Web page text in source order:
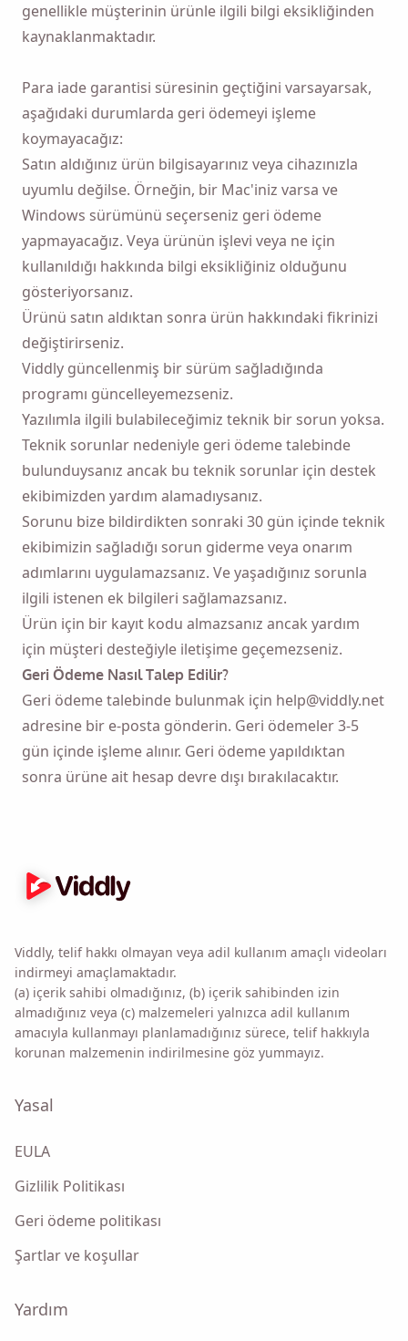
genellikle müşterinin ürünle ilgili bilgi eksikliğinden
kaynaklanmaktadır.
Para iade garantisi süresinin geçtiğini varsayarsak,
aşağıdaki durumlarda geri ödemeyi işleme
koymayacağız:
Satın aldığınız ürün bilgisayarınız veya cihazınızla
uyumlu değilse. Örneğin, bir Mac'iniz varsa ve
Windows sürümünü seçerseniz geri ödeme
yapmayacağız. Veya ürünün işlevi veya ne için
kullanıldığı hakkında bilgi eksikliğiniz olduğunu
gösteriyorsanız.
Ürünü satın aldıktan sonra ürün hakkındaki fikrinizi
değiştirirseniz.
Viddly güncellenmiş bir sürüm sağladığında
programı güncelleyemezseniz.
Yazılımla ilgili bulabileceğimiz teknik bir sorun yoksa.
Teknik sorunlar nedeniyle geri ödeme talebinde
bulunduysanız ancak bu teknik sorunlar için destek
ekibimizden yardım alamadıysanız.
Sorunu bize bildirdikten sonraki 30 gün içinde teknik
ekibimizin sağladığı sorun giderme veya onarım
adımlarını uygulamazsanız. Ve yaşadığınız sorunla
ilgili istenen ek bilgileri sağlamazsanız.
Ürün için bir kayıt kodu almazsanız ancak yardım
için müşteri desteğiyle iletişime geçemezseniz.
Geri Ödeme Nasıl Talep Edilir?
Geri ödeme talebinde bulunmak için help@viddly.net
adresine bir e-posta gönderin. Geri ödemeler 3-5
gün içinde işleme alınır. Geri ödeme yapıldıktan
sonra ürüne ait hesap devre dışı bırakılacaktır.
Viddly, telif hakkı olmayan veya adil kullanım amaçlı videoları
indirmeyi amaçlamaktadır.
(a) içerik sahibi olmadığınız, (b) içerik sahibinden izin
almadığınız veya (c) malzemeleri yalnızca adil kullanım
amacıyla kullanmayı planlamadığınız sürece, telif hakkıyla
korunan malzemenin indirilmesine göz yummayız.
Yasal
EULA
Gizlilik Politikası
Geri ödeme politikası
Şartlar ve koşullar
Yardım
Bana hatırlat 🔔
MacOS veya Windows PC'ye geri döndüğünüzde
kendinize Viddly'yi indirmeniz için bir hatırlatıcı
gönderin.
Name
Email
Bu seçeneği işaretleyerekGizlilik Politikamızıkabul etmiş
olursunuz.
Göndermek